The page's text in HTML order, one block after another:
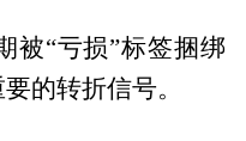
被“亏损”标签捆绑
的转折信号。